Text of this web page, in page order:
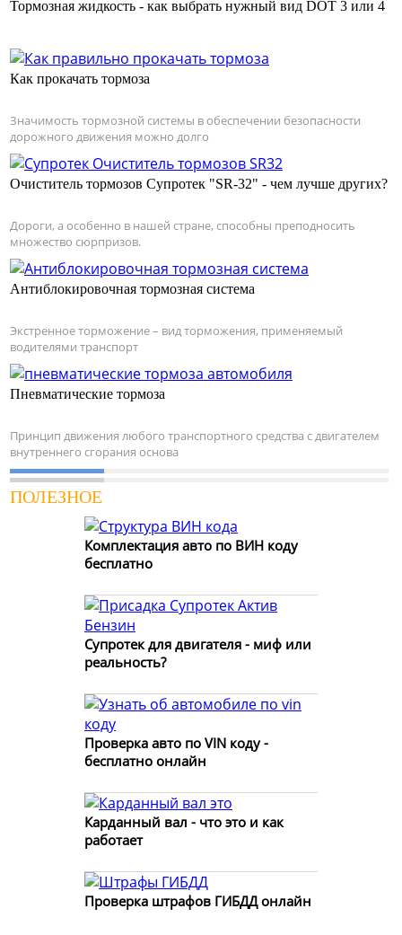
Тормозная жидкость - как выбрать нужный вид DOT 3 или 4
Как прокачать тормоза
Значимость тормозной системы в обеспечении безопасности
дорожного движения можно долго
Очиститель тормозов Супротек "SR-32" - чем лучше других?
Дороги, а особенно в нашей стране, способны преподносить
множество сюрпризов.
Антиблокировочная тормозная система
Экстренное торможение – вид торможения, применяемый
водителями транспорт
Пневматические тормоза
Принцип движения любого транспортного средства с двигателем
внутреннего сгорания основа
ПОЛЕЗНОЕ
Комплектация авто по ВИН коду
бесплатно
Супротек для двигателя - миф или
реальность?
Проверка авто по VIN коду -
бесплатно онлайн
Карданный вал - что это и как
работает
Проверка штрафов ГИБДД онлайн